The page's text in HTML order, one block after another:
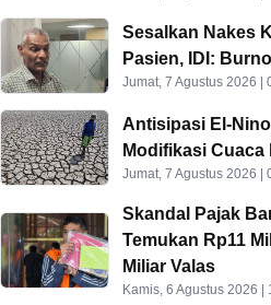
Sesalkan Nakes
Pasien, IDI:
Jumat, 7 Agustus 2026 |
Antisipasi El-
Modifikasi
Jumat, 7 Agustus 2026 |
Skandal Pajak
Temukan Rp11
Miliar Valas
Kamis, 6 Agustus 2026 |